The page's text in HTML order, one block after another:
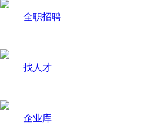
全职招聘
找人才
企业库